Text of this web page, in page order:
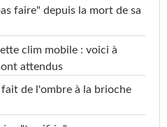
faire" depuis la mort de sa
clim mobile : voici à
attendus
de l'ombre à la brioche